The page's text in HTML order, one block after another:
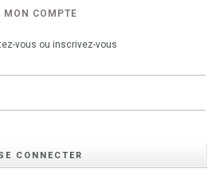
MON COMPTE
vous ou inscrivez-vous
CONNECTER